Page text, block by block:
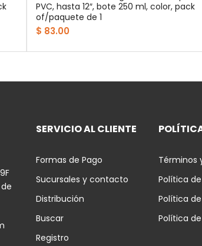
PVC, hasta 12″, bote 250 ml, color, pack
of/paquete de 1
$ 83.00
SERVICIO AL CLIENTE
Formas de Pago
Sucursales y contacto
Distribución
Buscar
Registro
Términos
Política
Política
Política